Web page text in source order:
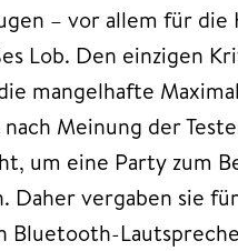
– vor allem für die
Lob. Den einzigen
mangelhafte
nach Meinung der
um eine Party zum
Daher vergaben sie
Bluetooth-